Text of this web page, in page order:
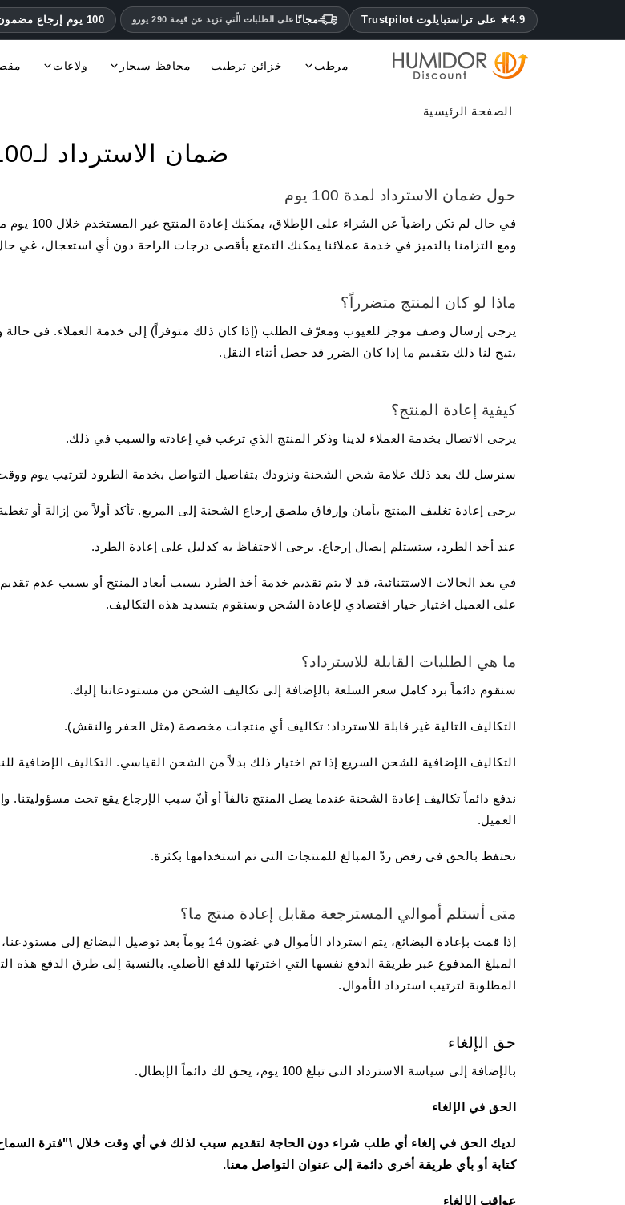
4.9★ على تراستبايلوت Trustpilot مجانًا على الطلبات الّتي تزيد عن قيمة 290 يورو 100 يوم إرجاع مضمون
مرطب خزائن ترطيب محافظ سيجار ولاعات
الصفحة الرئيسية
ضمان الاسترداد لـ100 يوم
حول ضمان الاسترداد لمدة 100 يوم
في حال لم
ومع التزامنا بالتميز في خدمة عملائنا يمكنك التمتع بأقصى درجات الراحة دون أي استعجال، غي
ماذا لو كان المنتج متضرراً؟
يرجى إرسال وصف موجز للعيوب ومعرّف الطلب (إذا كان ذلك متوفراً) إلى خدمة العملاء. في حالة
يتيح لنا ذلك بتقييم ما إذا كان الضرر قد حصل أثناء النقل.
كيفية إعادة المنتج؟
يرجى الاتصال بخدمة العملاء لدينا وذكر المنتج الذي ترغب في إعادته والسبب في ذلك.
سنرسل لك بعد ذلك علامة شحن الشحنة ونزودك بتفاصيل التواصل بخدمة الطرود لترتيب يوم
يرجى إعادة تغليف المنتج بأمان وإرفاق ملصق إرجاع الشحنة إلى المربع. تأكد أولاً من إزالة أو
عند أخذ الطرد، ستستلم إيصال إرجاع. يرجى الاحتفاظ به كدليل على إعادة الطرد.
في بعذ الحالات الاستثنائية، قد لا يتم تقديم خدمة أخذ الطرد بسبب أبعاد المنتج أو بسبب عدم
على العميل اختيار خيار اقتصادي لإعادة الشحن وسنقوم بتسديد هذه التكاليف.
ما هي الطلبات القابلة للاسترداد؟
سنقوم دائماً برد كامل سعر السلعة بالإضافة إلى تكاليف الشحن من مستودعاتنا إليك.
التكاليف التالية غير قابلة للاسترداد: تكاليف أي منتجات مخصصة (مثل الحفر والنقش).
التكاليف الإضافية للشحن السريع إذا تم اختيار ذلك بدلاً من الشحن القياسي. التكاليف الإضافية
ندفع دائماً تكاليف إعادة الشحنة عندما يصل المنتج تالفاً أو أنّ سبب الإرجاع يقع تحت مسؤوليتنا.
العميل.
نحتفظ بالحق في رفض ردّ المبالغ للمنتجات التي تم استخدامها بكثرة.
متى أستلم أموالي المسترجعة مقابل إعادة منتج ما؟
إذا قمت بإعادة البضائع، يتم استرداد الأموال في غضون 14
المبلغ المدفوع عبر طريقة الدفع نفسها التي اخترتها للدفع الأصلي. بالنسبة إلى طرق الدفع هذه
المطلوبة لترتيب استرداد الأموال.
حق الإلغاء
بالإضافة إلى سياسة الاسترداد التي تبلغ 100 يوم، يحق لك دائماً الإبطال.
الحق في الإلغاء
كتابة أو بأي طريقة أخرى دائمة إلى عنوان التواصل معنا.
عواقب الإلغاء